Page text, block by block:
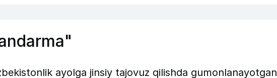
ayolga jinsiy tajovuz qilishda gumonlanayotgan